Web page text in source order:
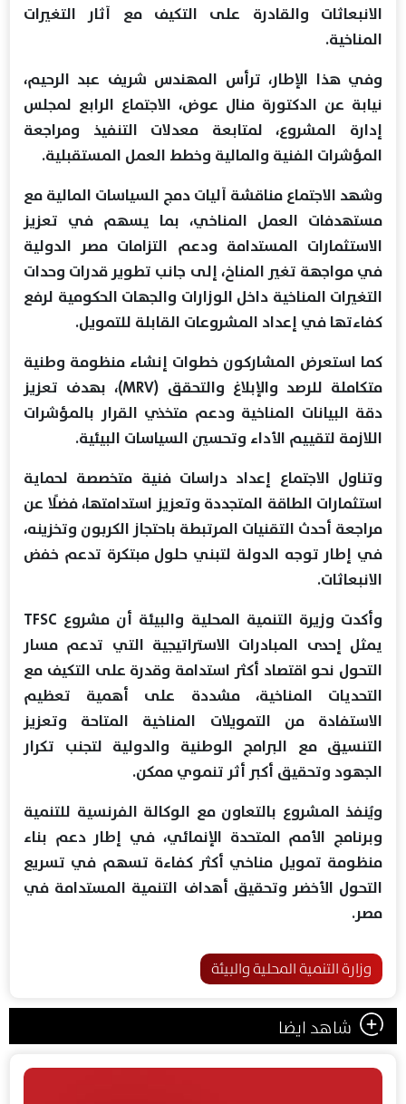
الانبعاثات والقادرة على التكيف مع آثار التغيرات
المناخية.
وفي هذا الإطار، ترأس المهندس شريف عبد الرحيم،
نيابة عن الدكتورة منال عوض، الاجتماع الرابع لمجلس
إدارة المشروع، لمتابعة معدلات التنفيذ ومراجعة
المؤشرات الفنية والمالية وخطط العمل المستقبلية.
وشهد الاجتماع مناقشة آليات دمج السياسات المالية مع
مستهدفات العمل المناخي، بما يسهم في تعزيز
الاستثمارات المستدامة ودعم التزامات مصر الدولية
في مواجهة تغير المناخ، إلى جانب تطوير قدرات وحدات
التغيرات المناخية داخل الوزارات والجهات الحكومية لرفع
كفاءتها في إعداد المشروعات القابلة للتمويل.
كما استعرض المشاركون خطوات إنشاء منظومة وطنية
متكاملة للرصد والإبلاغ والتحقق (MRV)، بهدف تعزيز
دقة البيانات المناخية ودعم متخذي القرار بالمؤشرات
اللازمة لتقييم الأداء وتحسين السياسات البيئية.
وتناول الاجتماع إعداد دراسات فنية متخصصة لحماية
استثمارات الطاقة المتجددة وتعزيز استدامتها، فضلًا عن
مراجعة أحدث التقنيات المرتبطة باحتجاز الكربون وتخزينه،
في إطار توجه الدولة لتبني حلول مبتكرة تدعم خفض
الانبعاثات.
وأكدت وزيرة التنمية المحلية والبيئة أن مشروع TFSC
يمثل إحدى المبادرات الاستراتيجية التي تدعم مسار
التحول نحو اقتصاد أكثر استدامة وقدرة على التكيف مع
التحديات المناخية، مشددة على أهمية تعظيم
الاستفادة من التمويلات المناخية المتاحة وتعزيز
التنسيق مع البرامج الوطنية والدولية لتجنب تكرار
الجهود وتحقيق أكبر أثر تنموي ممكن.
ويُنفذ المشروع بالتعاون مع الوكالة الفرنسية للتنمية
وبرنامج الأمم المتحدة الإنمائي، في إطار دعم بناء
منظومة تمويل مناخي أكثر كفاءة تسهم في تسريع
التحول الأخضر وتحقيق أهداف التنمية المستدامة في
مصر.
وزارة التنمية المحلية والبيئة
شاهد ايضا